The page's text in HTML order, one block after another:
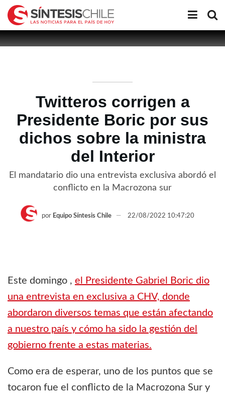
Twitteros corrigen a
Presidente Boric por sus
dichos sobre la ministra
del Interior
El mandatario dio una entrevista exclusiva abordó el
conflicto en la Macrozona sur
por Equipo Síntesis Chile 22/08/2022 10:47:20
Este domingo , el Presidente Gabriel Boric dio
una entrevista en exclusiva a CHV, donde
abordaron diversos temas que están afectando
a nuestro país y cómo ha sido la gestión del
gobierno frente a estas materias.
Como era de esperar, uno de los puntos que se
tocaron fue el conflicto de la Macrozona Sur y